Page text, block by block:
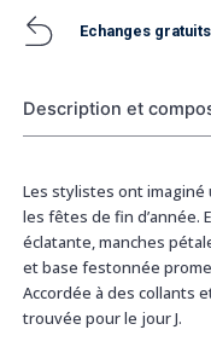
Echanges gratuits
Description et
Les stylistes ont imaginé
les fêtes de fin d’année.
éclatante, manches
et base festonnée
Accordée à des collants
trouvée pour le jour J.